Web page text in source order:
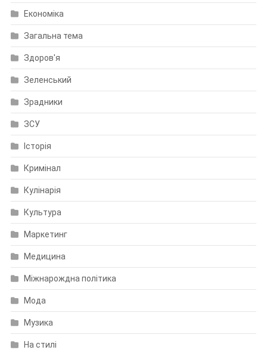
Економіка
Загальна тема
Здоров'я
Зеленський
Зрадники
ЗСУ
Історія
Кримінал
Кулінарія
Культура
Маркетинг
Медицина
Міжнарождна політика
Мода
Музика
На стилі